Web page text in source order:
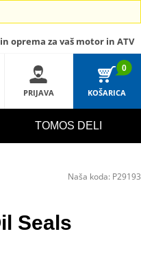
oprema za vaš motor in ATV
PRIJAVA
0
KOŠARICA
TOMOS DELI
Seals
Naša koda: P29193